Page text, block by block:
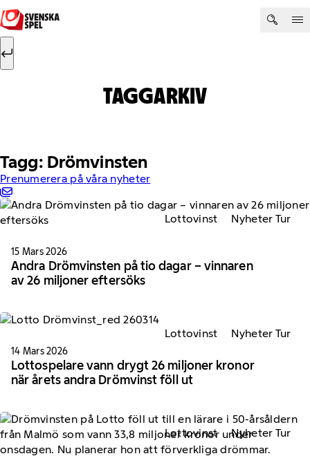
Hoppa till innehåll
Sök efter:
TAGGARKIV
Tagg: Drömvinsten
Prenumerera på våra nyheter
Lottovinst Nyheter Tur
15 Mars 2026
Andra Drömvinsten på tio dagar – vinnaren
av 26 miljoner eftersöks
Lottovinst Nyheter Tur
14 Mars 2026
Lottospelare vann drygt 26 miljoner kronor
när årets andra Drömvinst föll ut
Lottovinst Nyheter Tur